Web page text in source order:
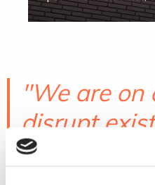
"We are on
disrupt
care and